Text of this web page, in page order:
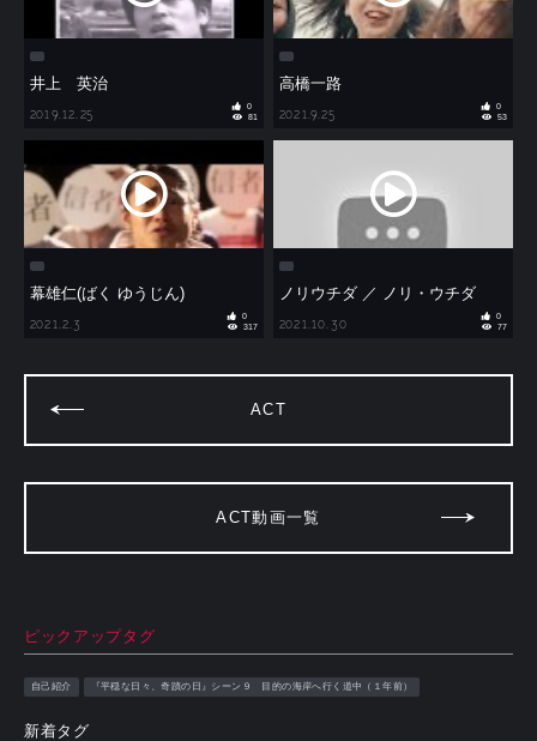
井上 英治
2019.12.25
0
81
高橋一路
2021.9.25
0
53
幕雄仁(ばく ゆうじん)
2021.2.3
0
317
ノリウチダ ／ ノリ・ウチダ
2021.10.30
0
77
ACT
ACT動画一覧
ピックアップタグ
自己紹介 『平穏な日々、奇蹟の日』シーン９ 目的の海岸へ行く道中（１年前）
新着タグ